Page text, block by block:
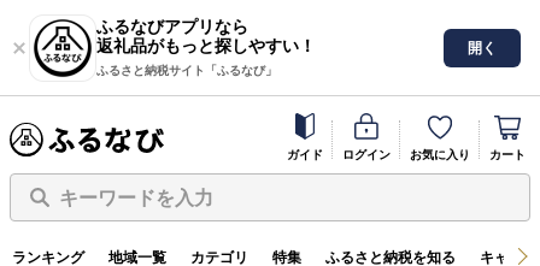
ふるなびアプリなら
返礼品がもっと探しやすい！
ふるさと納税サイト「ふるなび」
開く
ガイド ログイン お気に入り カート
キーワードを入力
ランキング 地域一覧 カテゴリ 特集 ふるさと納税を知る キャン